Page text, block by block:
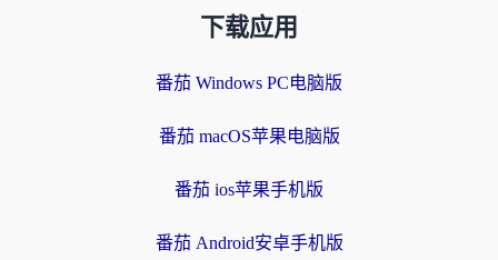
下载应用
番茄 Windows PC电脑版
番茄 macOS苹果电脑版
番茄 ios苹果手机版
番茄 Android安卓手机版